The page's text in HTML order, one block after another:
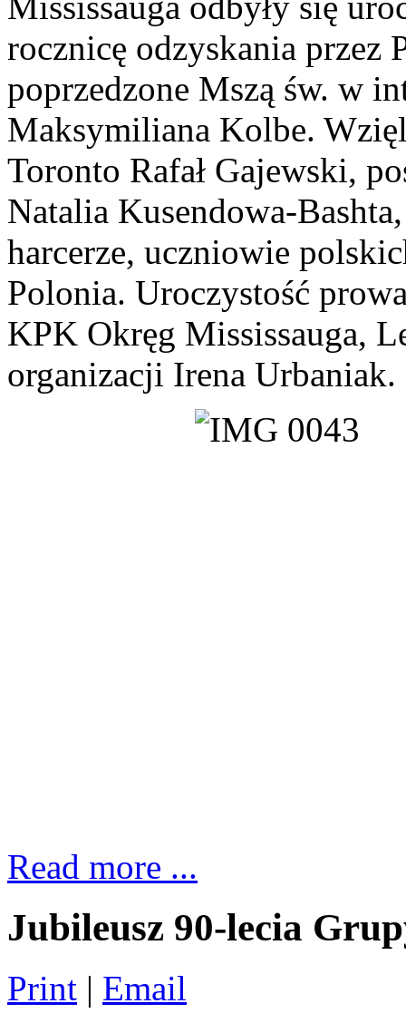
rocznicę odzyskania przez
poprzedzone Mszą św. w
Maksymiliana Kolbe.
Toronto Rafał Gajewski,
Natalia Kusendowa-
harcerze, uczniowie
Polonia. Uroczystość
KPK Okręg Mississauga,
organizacji Irena Urbaniak.
Read more ...
Jubileusz 90-lecia
Print | Email